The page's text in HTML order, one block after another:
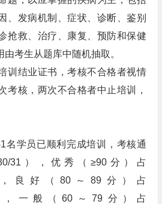
、发病机制、症状、诊断、鉴别
抢救、治疗、康复、预防和保健
考生从题库中随机抽取。
结业证书，考核不合格者视情
考核，两次不合格者中止培训，
学员已顺利完成培训，考核通
31），优秀（≥90分）占
，良好（80～89分）占
，一般（60～79分）占